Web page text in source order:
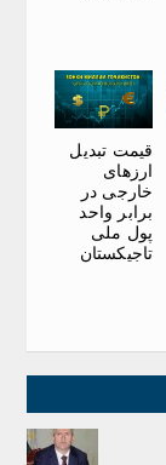
قیمت تبدیل
ارزهای
خارجی در
برابر واحد
پول ملی
تاجیکستان